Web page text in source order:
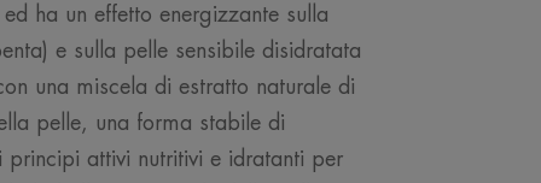
ha un effetto energizzante sulla
e sulla pelle sensibile disidratata
una miscela di estratto naturale di
pelle, una forma stabile di
principi attivi nutritivi e idratanti per